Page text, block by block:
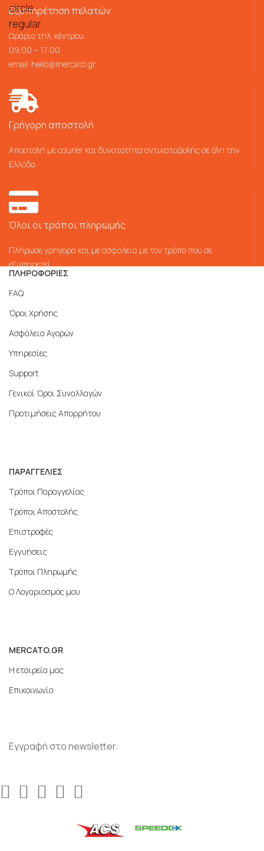
Εξυπηρέτηση πελατών
Ωράριο τηλ. κέντρου
09:00 – 17:00
email: hello@mercato.gr
Γρήγορη αποστολή
Αποστολή με courier και δυνατότητα αντικαταβολής σε όλη την
Ελλάδα
Όλοι οι τρόποι πληρωμής
Πλήρωσε γρήγορα και με ασφάλεια με τον τρόπο που σε
εξυπηρετεί
ΠΛΗΡΟΦΟΡΙΕΣ
FAQ
Όροι Χρήσης
Ασφάλεια Αγορών
Υπηρεσίες
Support
Γενικοί Όροι Συναλλαγών
Προτιμήσεις Απορρήτου
ΠΑΡΑΓΓΕΛΙΕΣ
Τρόποι Παραγγελίας
Τρόποι Αποστολής
Επιστροφές
Εγγυήσεις
Τρόποι Πληρωμής
Ο Λογαριασμός μου
MERCATO.GR
Η εταιρεία μας
Επικοινωνία
Εγγραφή στο newsletter: